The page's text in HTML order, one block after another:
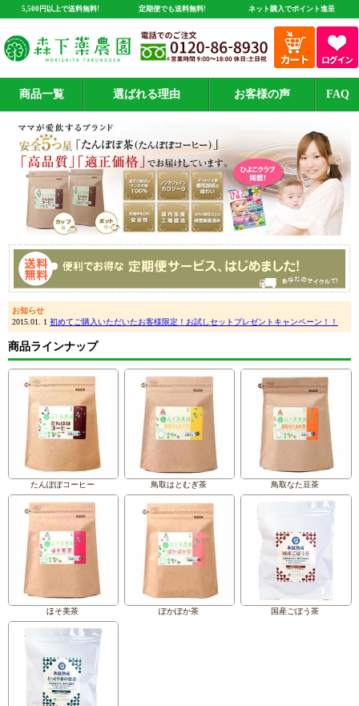
5,500円以上で送料無料! 定期便でも送料無料! ネット購入でポイント進呈
商品一覧 選ばれる理由 お客様の声 FAQ
お知らせ
2015.01. 1 初めてご購入いただいたお客様限定！お試しセットプレゼントキャンペーン！！
商品ラインナップ
たんぽぽコーヒー 鳥取はとむぎ茶 鳥取なた豆茶
ほそ美茶 ぽかぽか茶 国産ごぼう茶